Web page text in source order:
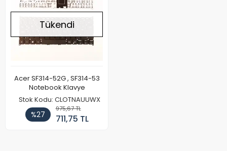
Tükendi
Acer SF314-52G , SF314-53
Notebook Klavye
Stok Kodu: CLOTNAUUWX
%27
975,67 TL
711,75 TL